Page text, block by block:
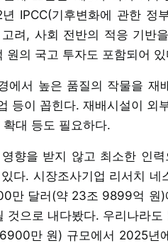
IPCC(기후변화에 관한 정
려, 사회 전반의 적응 기반
원의 국고 투자도 포함되어 있
에서 높은 품질의 작물을
등이 꼽힌다. 재배시설이 외
대 등도 필요하다.
향을 받지 않고 최소한 인
다. 시장조사기업 리서치
만 달러(약 23조 9899억
것으로 내다봤다. 우리나라
만 원) 규모에서 2025년